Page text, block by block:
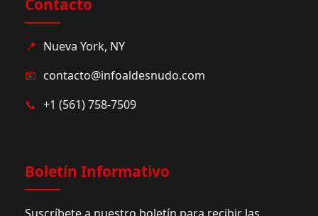
📍 Nueva York, NY
📧 contacto@infoaldesnudo.com
📞 +1 (561) 758-7509
Boletín Informativo